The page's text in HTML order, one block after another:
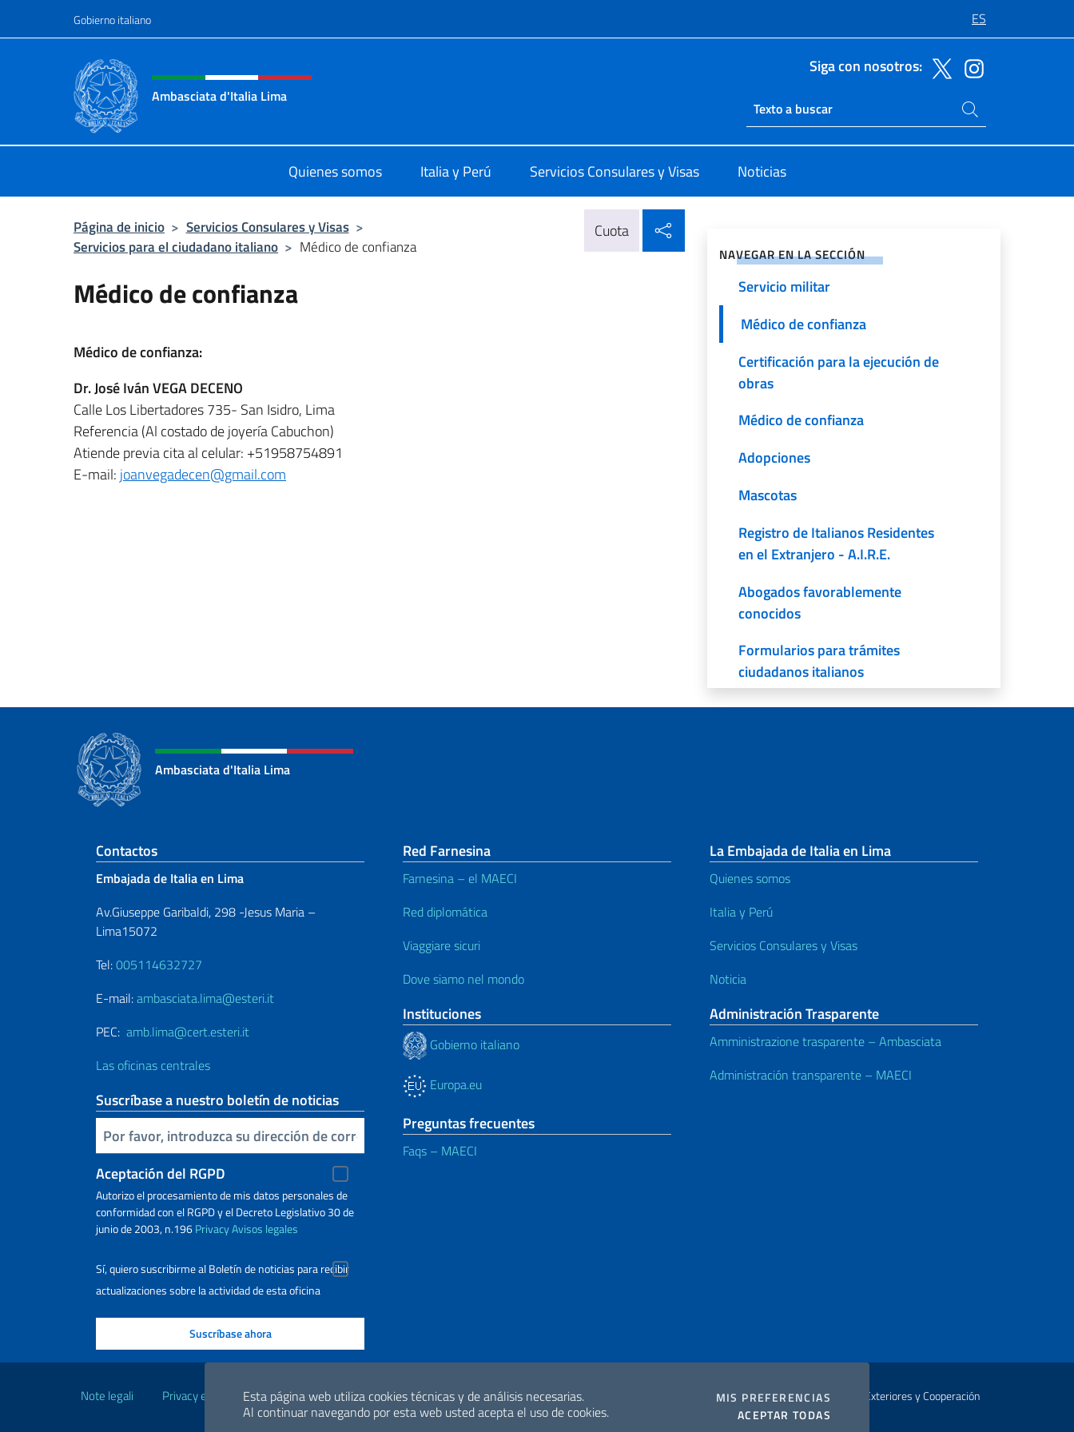
Esta página web utiliza cookies técnicas y de análisis necesarias.
Al continuar navegando por esta web usted acepta el uso de cookies.
MIS PREFERENCIAS COOKIES
ACEPTAR TODAS
Gobierno italiano ES
Encabezado del sitio web, redes sociales y menú
Ambasciata d'Italia Lima
Siga con nosotros:
Ricerca sito live
Buscar en el sitio
Quienes somos Italia y Perú Servicios Consulares y Visas Noticias
Página de inicio > Servicios Consulares y Visas >
Servicios para el ciudadano italiano > Médico de confianza
Cuota
Médico de confianza
Médico de confianza:
Dr. José Iván VEGA DECENO
Calle Los Libertadores 735- San Isidro, Lima
Referencia (Al costado de joyería Cabuchon)
Atiende previa cita al celular: +51958754891
E-mail: joanvegadecen@gmail.com
NAVEGAR EN LA SECCIÓN
Pasaportes
Servicio militar
Médico de confianza
Certificación para la ejecución de
obras
Médico de confianza
Adopciones
Mascotas
Registro de Italianos Residentes
en el Extranjero - A.I.R.E.
Abogados favorablemente
conocidos
Formularios para trámites
ciudadanos italianos
Documento de Identidad
Asistencia a ciudadanos en el
extranjero
Servicios electorales
Traducción y legalización de
Ambasciata d'Italia Lima
Sezione footer
Contactos
Embajada de Italia en Lima
Av.Giuseppe Garibaldi, 298 -Jesus Maria –
Lima15072
Tel:005114632727
E-mail:ambasciata.lima@esteri.it
PEC: amb.lima@cert.esteri.it
Las oficinas centrales
Suscríbase a nuestro boletín de noticias
Inserta tu correo electronico
Aceptación del RGPD
Autorizo ​​el procesamiento de mis datos personales de
conformidad con el RGPD y el Decreto Legislativo 30 de
junio de 2003, n.196PrivacyAvisos legales
Sí, quiero suscribirme al Boletín de noticias para recibir
actualizaciones sobre la actividad de esta oficina
Red Farnesina
Farnesina – el MAECI
Red diplomática
Viaggiare sicuri
Dove siamo nel mondo
Instituciones
Gobierno italiano
Europa.eu
Preguntas frecuentes
Faqs – MAECI
La Embajada de Italia en Lima
Quienes somos
Italia y Perú
Servicios Consulares y Visas
Noticia
Administración Trasparente
Amministrazione trasparente – Ambasciata
Administración transparente – MAECI
Enlaces útiles
Note legali Privacy e cookie policy Dichiarazione di accessibilità
2026 Derechos de Autor Ministerio de Relaciones Exteriores y Cooperación